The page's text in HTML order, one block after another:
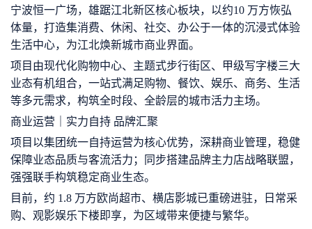
宁波恒一广场，雄踞江北新区核心板块，以约10 万方恢弘
体量，打造集消费、休闲、社交、办公于一体的沉浸式体验
生活中心，为江北焕新城市商业界面。
项目由现代化购物中心、主题式步行街区、甲级写字楼三大
业态有机组合，一站式满足购物、餐饮、娱乐、商务、生活
等多元需求，构筑全时段、全龄层的城市活力主场。
商业运营｜实力自持 品牌汇聚
项目以集团统一自持运营为核心优势，深耕商业管理，稳健
保障业态品质与客流活力；同步搭建品牌主力店战略联盟，
强强联手构筑稳定商业生态。
目前，约 1.8 万方欧尚超市、横店影城已重磅进驻，日常采
购、观影娱乐下楼即享，为区域带来便捷与繁华。